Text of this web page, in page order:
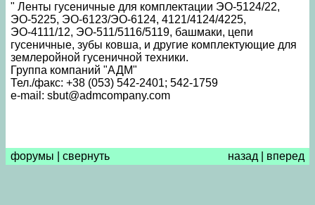
" Ленты гусеничные для комплектации ЭО-5124/22,
ЭО-5225, ЭО-6123/ЭО-6124, 4121/4124/4225,
ЭО-4111/12, ЭО-511/5116/5119, башмаки, цепи
гусеничные, зубы ковша, и другие комплектующие для
землеройной гусеничной техники.
Группа компаний "АДМ"
Тел./факс: +38 (053) 542-2401; 542-1759
e-mail: sbut@admcompany.com
форумы свернуть назад вперед